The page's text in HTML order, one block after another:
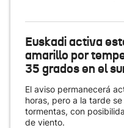
Euskadi activa
amarillo por
35 grados en el
El aviso permanecerá
horas, pero a la tarde
tormentas, con
de viento.